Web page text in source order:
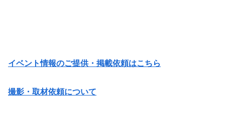
イベント情報のご提供・掲載依頼はこちら
撮影・取材依頼について